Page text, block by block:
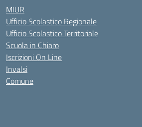
MIUR
Ufficio Scolastico Regionale
Ufficio Scolastico Territoriale
Scuola in Chiaro
Iscrizioni On Line
Invalsi
Comune